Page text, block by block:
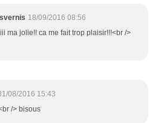
18/09/2016 08:56
ma jolie!! ca me fait trop plaisir!!!<br />
08/2016 15:43
/> bisous